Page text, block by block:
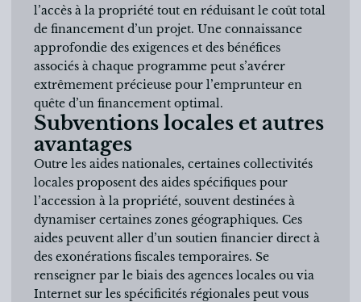
l’accès à la propriété tout en réduisant le coût total
de financement d’un projet. Une connaissance
approfondie des exigences et des bénéfices
associés à chaque programme peut s’avérer
extrêmement précieuse pour l’emprunteur en
quête d’un financement optimal.
Subventions locales et autres
avantages
Outre les aides nationales, certaines collectivités
locales proposent des aides spécifiques pour
l’accession à la propriété, souvent destinées à
dynamiser certaines zones géographiques. Ces
aides peuvent aller d’un soutien financier direct à
des exonérations fiscales temporaires. Se
renseigner par le biais des agences locales ou via
Internet sur les spécificités régionales peut vous